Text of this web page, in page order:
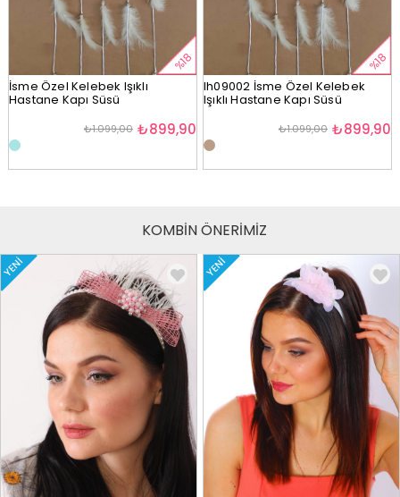
%18
İsme Özel Kelebek Işıklı
Hastane Kapı Süsü
₺899,90
₺1.099,00
%18
lh09002 İsme Özel Kelebek
Işıklı Hastane Kapı Süsü
₺899,90
₺1.099,00
KOMBİN ÖNERİMİZ
YENI YENI